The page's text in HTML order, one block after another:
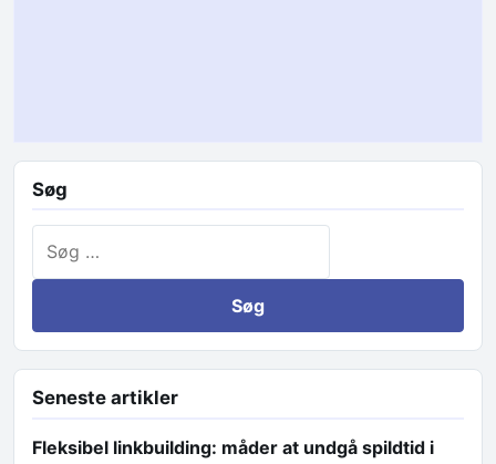
Søg
Seneste artikler
Fleksibel linkbuilding: måder at undgå spildtid i